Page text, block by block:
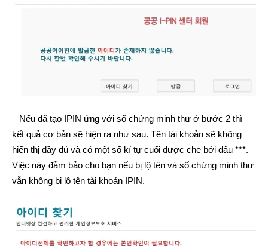
– Nếu đã tạo IPIN ứng với số chứng minh thư ở bước 2 thì
kết quả cơ bản sẽ hiện ra như sau. Tên tài khoản sẽ không
hiển thị đầy đủ và có một số kí tự cuối được che bởi dấu ***.
Việc này đảm bảo cho bạn nếu bị lộ tên và số chứng minh thư
vẫn không bị lộ tên tài khoản IPIN.